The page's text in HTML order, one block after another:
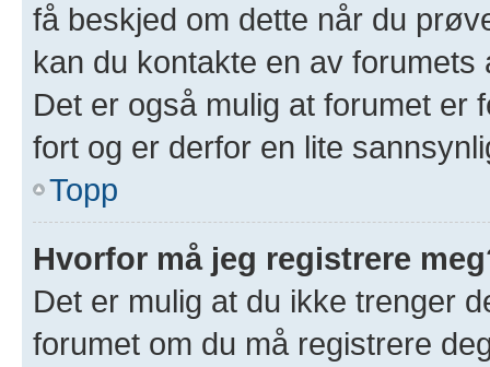
få beskjed om dette når du
kan du kontakte en av
Det er også mulig at forumet er
fort og er derfor en lite
Topp
Hvorfor må jeg registrere
Det er mulig at du ikke trenger
forumet om du må registrere